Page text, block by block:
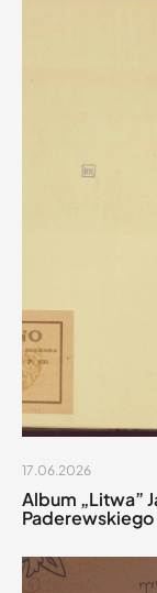
17.06.2026
Album „Litwa”
Paderewskiego